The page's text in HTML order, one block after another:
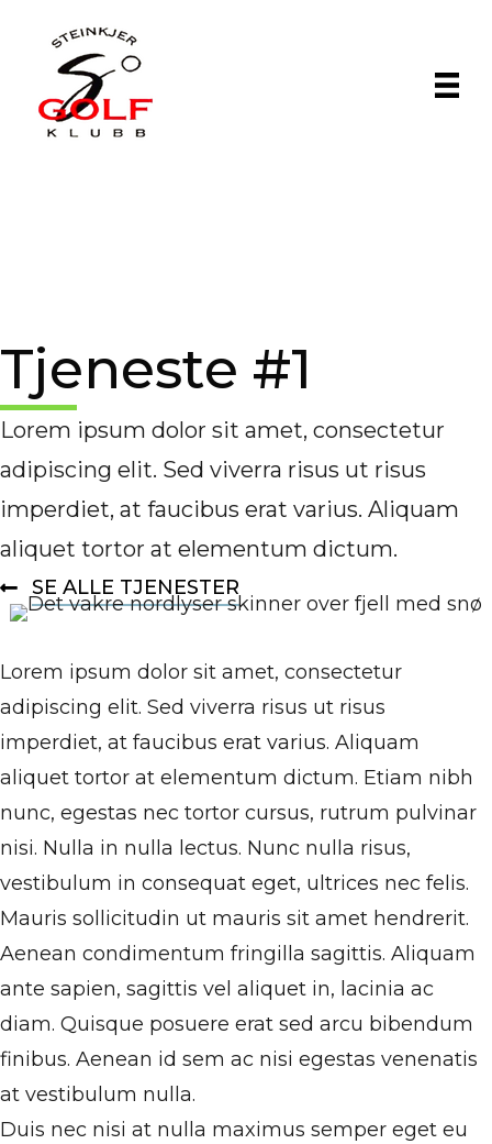
Tjeneste #1
Lorem ipsum dolor sit amet, consectetur
adipiscing elit. Sed viverra risus ut risus
imperdiet, at faucibus erat varius. Aliquam
aliquet tortor at elementum dictum.
SE ALLE TJENESTER
Lorem ipsum dolor sit amet, consectetur
adipiscing elit. Sed viverra risus ut risus
imperdiet, at faucibus erat varius. Aliquam
aliquet tortor at elementum dictum. Etiam nibh
nunc, egestas nec tortor cursus, rutrum pulvinar
nisi. Nulla in nulla lectus. Nunc nulla risus,
vestibulum in consequat eget, ultrices nec felis.
Mauris sollicitudin ut mauris sit amet hendrerit.
Aenean condimentum fringilla sagittis. Aliquam
ante sapien, sagittis vel aliquet in, lacinia ac
diam. Quisque posuere erat sed arcu bibendum
finibus. Aenean id sem ac nisi egestas venenatis
at vestibulum nulla.
Duis nec nisi at nulla maximus semper eget eu